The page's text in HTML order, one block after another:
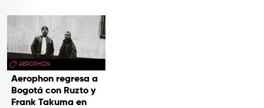
AEROPHON
Aerophon regresa a
Bogotá con Ruzto y
Frank Takuma en